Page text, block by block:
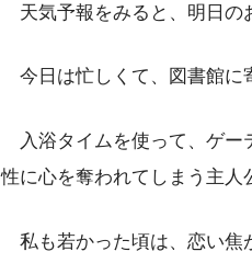
天気予報をみると、明日の
今日は忙しくて、図書館に
入浴タイムを使って、ゲー
性に心を奪われてしまう主人
私も若かった頃は、恋い焦